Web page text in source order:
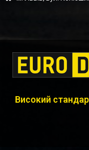
Високий